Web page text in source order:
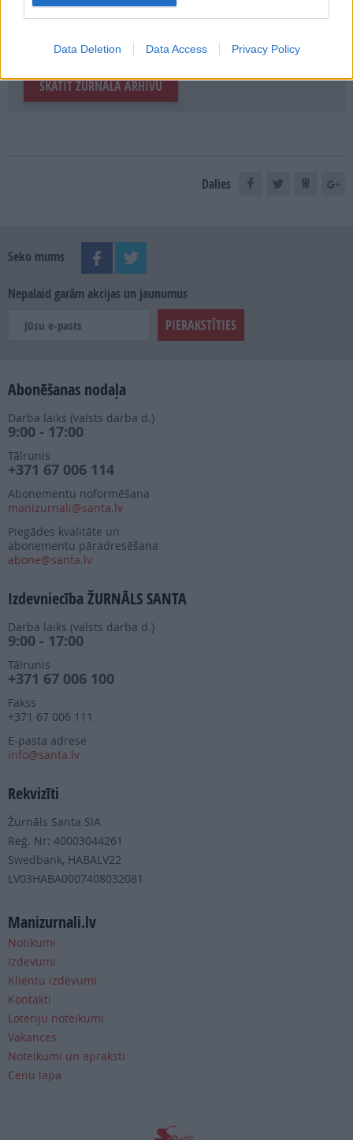
Data Deletion Data Access Privacy Policy
MEKLĒT
SKATĪT ŽURNĀLA ARHĪVU
Dalies
Seko mums
Nepalaid garām akcijas un jaunumus
Abonēšanas nodaļa
Darba laiks (valsts darba d.)
9:00 - 17:00
Tālrunis
+371 67 006 114
Abonementu noformēšana
manizurnali@santa.lv
Piegādes kvalitāte un
abonementu pāradresēšana
abone@santa.lv
Izdevniecība ŽURNĀLS SANTA
Darba laiks (valsts darba d.)
9:00 - 17:00
Tālrunis
+371 67 006 100
Fakss
+371 67 006 111
E-pasta adrese
info@santa.lv
Rekvizīti
Žurnāls Santa SIA
Reģ. Nr: 40003044261
Swedbank, HABALV22
LV03HABA0007408032081
Manizurnali.lv
Notikumi
Izdevumi
Klientu izdevumi
Kontakti
Loteriju noteikumi
Vakances
Noteikumi un apraksti
Cenu lapa